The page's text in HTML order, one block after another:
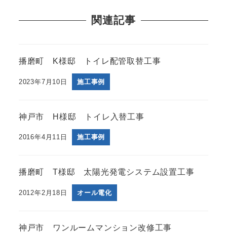
関連記事
播磨町 K様邸 トイレ配管取替工事
2023年7月10日 施工事例
神戸市 H様邸 トイレ入替工事
2016年4月11日 施工事例
播磨町 T様邸 太陽光発電システム設置工事
2012年2月18日 オール電化
神戸市 ワンルームマンション改修工事